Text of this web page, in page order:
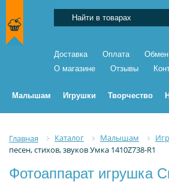
Доставка Оплата
Обмен
О магазине
Отзывы
Малышам Игрушки Творчество
Главная Каталог Малышам
песен, стихов, звуков Умка 1410Z738-R1
Фотоаппарат игрушка